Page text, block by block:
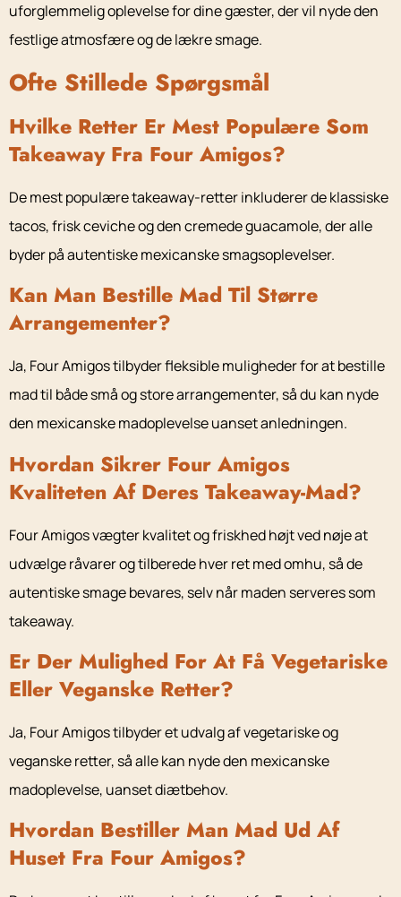
uforglemmelig oplevelse for dine gæster, der vil nyde den
festlige atmosfære og de lækre smage.
Ofte Stillede Spørgsmål
Hvilke Retter Er Mest Populære Som
Takeaway Fra Four Amigos?
De mest populære takeaway-retter inkluderer de klassiske
tacos, frisk ceviche og den cremede guacamole, der alle
byder på autentiske mexicanske smagsoplevelser.
Kan Man Bestille Mad Til Større
Arrangementer?
Ja, Four Amigos tilbyder fleksible muligheder for at bestille
mad til både små og store arrangementer, så du kan nyde
den mexicanske madoplevelse uanset anledningen.
Hvordan Sikrer Four Amigos
Kvaliteten Af Deres Takeaway-Mad?
Four Amigos vægter kvalitet og friskhed højt ved nøje at
udvælge råvarer og tilberede hver ret med omhu, så de
autentiske smage bevares, selv når maden serveres som
takeaway.
Er Der Mulighed For At Få Vegetariske
Eller Veganske Retter?
Ja, Four Amigos tilbyder et udvalg af vegetariske og
veganske retter, så alle kan nyde den mexicanske
madoplevelse, uanset diætbehov.
Hvordan Bestiller Man Mad Ud Af
Huset Fra Four Amigos?